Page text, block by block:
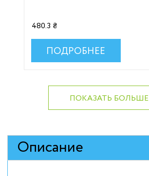
480.3 ₴
ПОДРОБНЕЕ
ПОКАЗАТЬ БОЛЬШЕ
Описание